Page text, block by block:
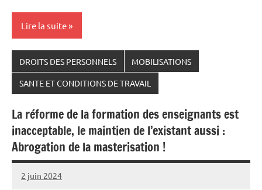
Lire la suite
DROITS DES PERSONNELS MOBILISATIONS
SANTE ET CONDITIONS DE TRAVAIL
La réforme de la formation des enseignants est
inacceptable, le maintien de l’existant aussi :
Abrogation de la masterisation !
2 juin 2024
Snudifo44